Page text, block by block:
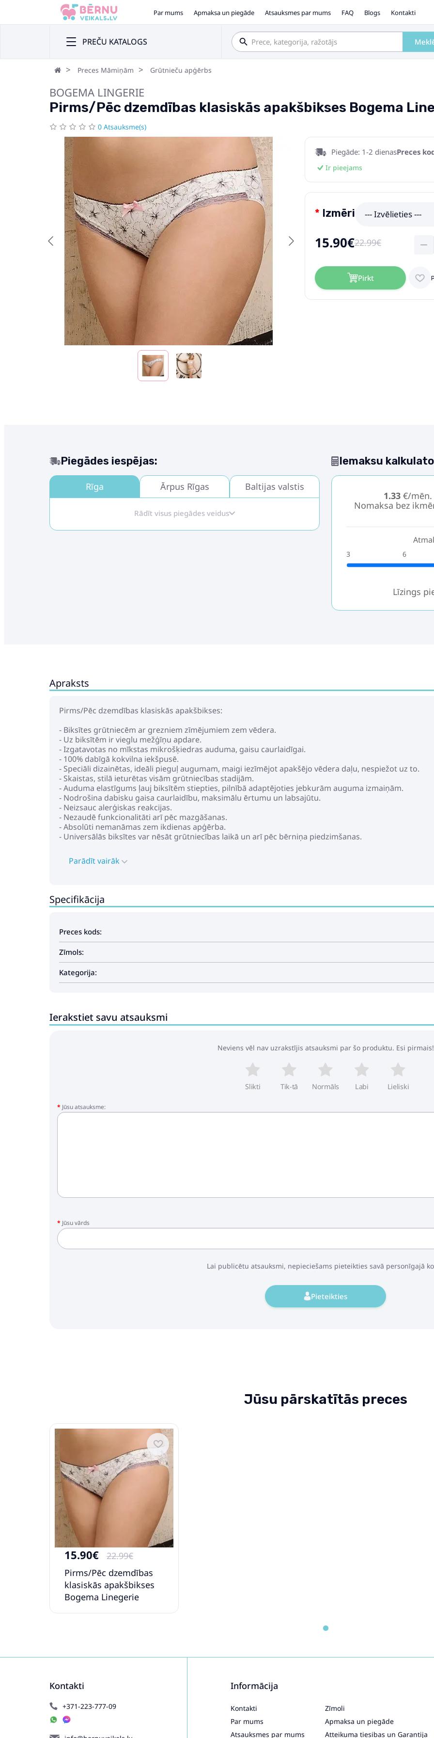
Par mums Apmaksa un piegāde Atsauksmes par mums FAQ Blogs Kontakti
PREČU KATALOGS
Preces Māmiņām Grūtnieču apģērbs
BOGEMA LINGERIE
Pirms/Pēc dzemdības klasiskās apakšbikses Bogema
0 Atsauksme(s)
Piegāde: 1-2 dienasPreces
Ir pieejams
Izmēri --- Izvēlieties ---
15.90€22.99€
Pirkt
Piegādes iespējas:
Rīga Ārpus Rīgas Baltijas valstis
Rādīt visus piegādes veidus
Iemaksu
1.33€/mēn.
Nomaksa bez
3 6
Līzings
Apraksts
Pirms/Pēc dzemdības klasiskās apakšbikses:
- Biksītes grūtniecēm ar grezniem zīmējumiem zem vēdera.
- Uz biksītēm ir vieglu mežģīņu apdare.
- Izgatavotas no mīkstas mikrošķiedras auduma, gaisu caurlaidīgai.
- 100% dabīgā kokvilna iekšpusē.
- Speciāli dizainētas, ideāli pieguļ augumam, maigi iezīmējot apakšējo vēdera daļu, nespiežot uz to.
- Skaistas, stilā ieturētas visām grūtniecības stadijām.
- Auduma elastīgums ļauj biksītēm stiepties, pilnībā adaptējoties jebkurām auguma izmaiņām.
- Nodrošina dabisku gaisa caurlaidību, maksimālu ērtumu un labsajūtu.
- Neizsauc alerģiskas reakcijas.
- Nezaudē funkcionalitāti arī pēc mazgāšanas.
- Absolūti nemanāmas zem ikdienas apģērba.
- Universālās biksītes var nēsāt grūtniecības laikā un arī pēc bērniņa piedzimšanas.
Parādīt vairāk
Specifikācija
Preces kods:
Zīmols:
Kategorija:
Ierakstiet savu atsauksmi
Neviens vēl nav uzrakstījis atsauksmi par šo produktu. Esi pirmais!
Slikti Tik-tā Normāls Labi Lieliski
Jūsu atsauksme:
Jūsu vārds
Lai publicētu atsauksmi, nepieciešams pieteikties savā personīgajā
Pieteikties
Jūsu pārskatītās preces
15.90€
22.99€
Pirms/Pēc dzemdības
klasiskās apakšbikses
Bogema Linegerie
Kontakti
+371-223-777-09
Informācija
Kontakti
Par mums
Atsauksmes par mums
Zīmoli
Apmaksa un piegāde
Atteikuma tiesibas un Garantija